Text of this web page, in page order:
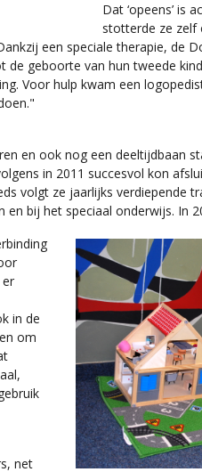
Dat ‘opeens’ is
stotterde ze zelf
een speciale therapie, de
geboorte van hun tweede
Voor hulp kwam een
en ook nog een deeltijdbaan
in 2011 succesvol kon
volgt ze jaarlijks verdiepende
bij het speciaal onderwijs. In
in de
om
net